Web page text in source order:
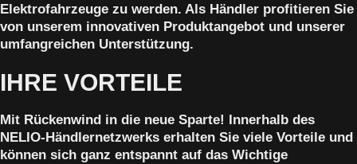
Elektrofahrzeuge zu werden. Als Händler profitieren Sie
von unserem innovativen Produktangebot und unserer
umfangreichen Unterstützung.
IHRE VORTEILE
Mit Rückenwind in die neue Sparte! Innerhalb des
NELIO-Händlernetzwerks erhalten Sie viele Vorteile und
können sich ganz entspannt auf das Wichtige